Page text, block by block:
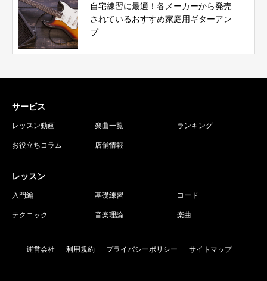
自宅練習に最適！各メーカーから発売
されているおすすめ家庭用ギターアン
プ
サービス
レッスン動画 楽曲一覧 ランキング
お役立ちコラム 店舗情報
レッスン
入門編 基礎練習 コード
テクニック 音楽理論 楽曲
運営会社 利用規約 プライバシーポリシー サイトマップ